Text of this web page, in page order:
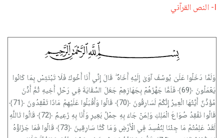
I- النص القرآني
وَلَمَّا دَخَلُوا عَلَىٰ يُوسُفَ آوَىٰ إِلَيْهِ أَخَاهُ ۖ قَالَ إِنِّي أَنَا أَخُوكَ فَلَا تَبْتَئِسْ بِمَا كَانُوا
يَعْمَلُونَ ﴿69﴾ فَلَمَّا جَهَّزَهُمْ بِجَهَازِهِمْ جَعَلَ السِّقَايَةَ فِي رَحْلِ أَخِيهِ ثُمَّ أَذَّنَ
مُؤَذِّنٌ أَيَّتُهَا الْعِيرُ إِنَّكُمْ لَسَارِقُونَ ﴿70﴾ قَالُوا وَأَقْبَلُوا عَلَيْهِمْ مَاذَا تَفْقِدُونَ ﴿71﴾
قَالُوا نَفْقِدُ صُوَاعَ الْمَلِكِ وَلِمَنْ جَاءَ بِهِ حِمْلُ بَعِيرٍ وَأَنَا بِهِ زَعِيمٌ ﴿72﴾ قَالُوا تَاللَّهِ
لَقَدْ عَلِمْتُمْ مَا جِئْنَا لِنُفْسِدَ فِي الْأَرْضِ وَمَا كُنَّا سَارِقِينَ ﴿73﴾ قَالُوا فَمَا جَزَاؤُهُ